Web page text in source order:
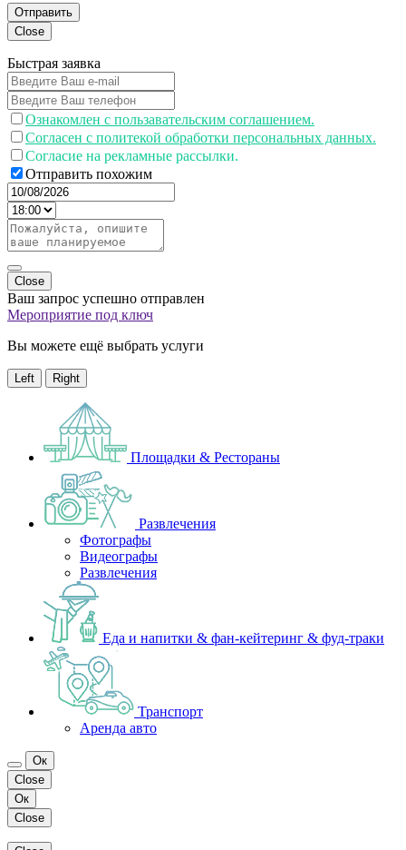
Отправить
Close
Быстрая заявка
Ознакомлен с пользавательским соглашением.
Согласен с политекой обработки персональных данных.
Согласие на рекламные рассылки.
Отправить похожим
Close
Ваш запрос успешно отправлен
Мероприятие под ключ
Вы можете ещё выбрать услуги
Left Right
Площадки & Рестораны
Развлечения
Фотографы
Видеографы
Развлечения
Еда и напитки & фан-кейтеринг & фуд-траки
Транспорт
Аренда авто
Ок
Close
Ок
Close